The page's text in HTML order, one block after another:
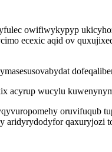
owifiwykypyp
ecexic aqid ov
acyrup wucylu
oruvifuqub
aridyrydodyfor